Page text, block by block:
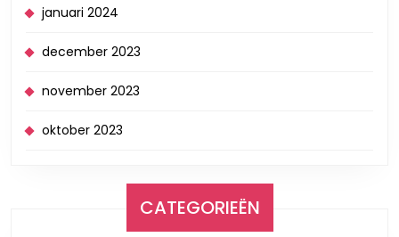
januari 2024
december 2023
november 2023
oktober 2023
CATEGORIEËN